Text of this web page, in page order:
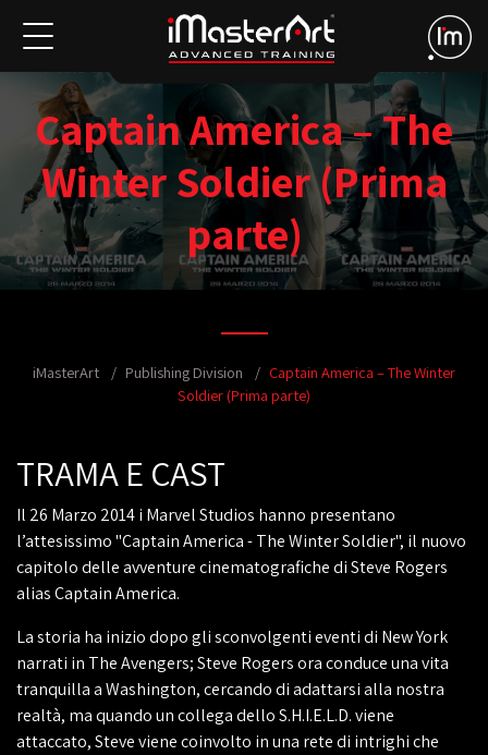
Captain America – The
Winter Soldier (Prima
parte)
iMasterArt Publishing Division
Captain America – The Winter
Soldier (Prima parte)
TRAMA E CAST
Il 26 Marzo 2014 i Marvel Studios hanno presentano
l’attesissimo "Captain America - The Winter Soldier", il nuovo
capitolo delle avventure cinematografiche di Steve Rogers
alias Captain America.
La storia ha inizio dopo gli sconvolgenti eventi di New York
narrati in The Avengers; Steve Rogers ora conduce una vita
tranquilla a Washington, cercando di adattarsi alla nostra
realtà, ma quando un collega dello S.H.I.E.L.D. viene
attaccato, Steve viene coinvolto in una rete di intrighi che